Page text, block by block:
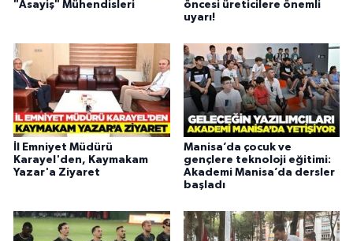
"Asayiş" Mühendisleri
öncesi üreticilere önemli
uyarı!
İl Emniyet Müdürü
Karayel'den, Kaymakam
Yazar'a Ziyaret
Manisa’da çocuk ve
gençlere teknoloji eğitimi:
Akademi Manisa’da dersler
başladı